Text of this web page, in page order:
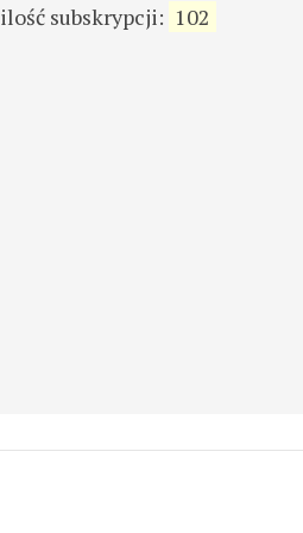
ilość subskrypcji: 102